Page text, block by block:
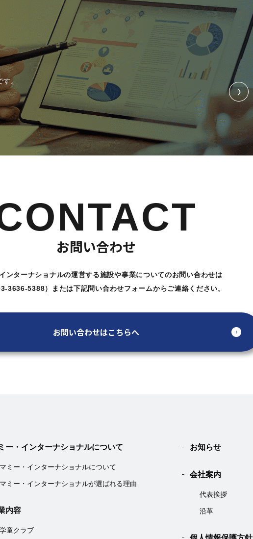
。
お問い合わせ
ンターナショナルの運営する施設や事業についてのお問い合わせは
3636-5388）または下記問い合わせフォームからご連絡ください。
お問い合わせはこちらへ
ー・インターナショナルについて
マミー・インターナショナルについて
マミー・インターナショナルが選ばれる理由
内容
学童クラブ
お知らせ
会社案内
代表挨拶
沿革